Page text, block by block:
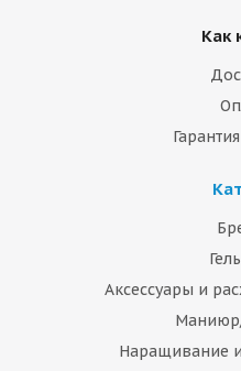
Как
Аксессуары и
Наращивание